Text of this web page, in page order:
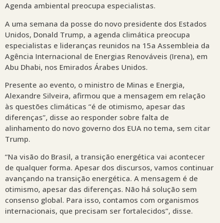
Agenda ambiental preocupa especialistas.
A uma semana da posse do novo presidente dos Estados
Unidos, Donald Trump, a agenda climática preocupa
especialistas e lideranças reunidos na 15a Assembleia da
Agência Internacional de Energias Renováveis (Irena), em
Abu Dhabi, nos Emirados Árabes Unidos.
Presente ao evento, o ministro de Minas e Energia,
Alexandre Silveira, afirmou que a mensagem em relação
às questões climáticas “é de otimismo, apesar das
diferenças”, disse ao responder sobre falta de
alinhamento do novo governo dos EUA no tema, sem citar
Trump.
“Na visão do Brasil, a transição energética vai acontecer
de qualquer forma. Apesar dos discursos, vamos continuar
avançando na transição energética. A mensagem é de
otimismo, apesar das diferenças. Não há solução sem
consenso global. Para isso, contamos com organismos
internacionais, que precisam ser fortalecidos”, disse.